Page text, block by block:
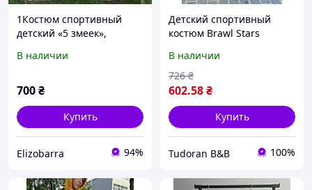
1Костюм спортивный
детский «5 змеек»,
В наличии
700₴
Купить
Elizobarra 94%
Детский спортивный
костюм Brawl Stars
для мальчика худи и
штаны турецкий
трикотаж
В наличии
602.58₴
726 ₴
Купить
Tudoran B&B 100%